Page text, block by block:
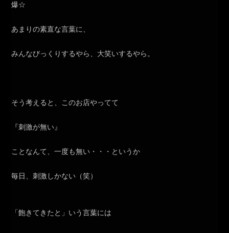
爆☆
あまりの素直な言葉に、
みんなびっくりするやら、大笑いするやら。
そう考えると、このお店やってて
『刺激が無い』
ことなんて、一度も無い・・・というか
毎日、刺激しかない（笑）
「飽きてきたと」いう言葉には